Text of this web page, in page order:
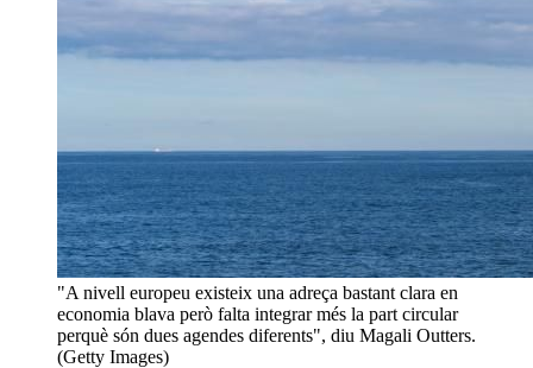
"A nivell europeu existeix una adreça bastant clara en
economia blava però falta integrar més la part circular
perquè són dues agendes diferents", diu Magali Outters.
(Getty Images)